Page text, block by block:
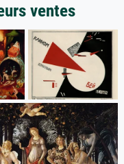
ventes